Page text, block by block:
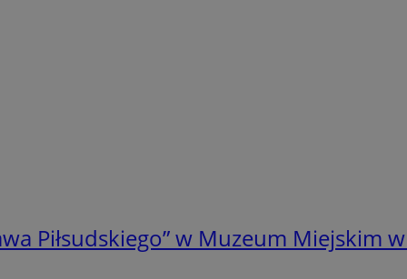
Piłsudskiego” w Muzeum